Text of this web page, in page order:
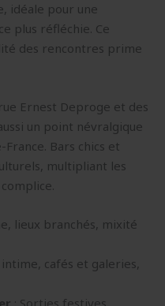
idéale pour une
plus réfléchie. Ce
des rencontres prime
Ernest Deproge et des
un point névralgique
Bars chics et
multipliant les
lieux branchés, mixité
cafés et galeries,